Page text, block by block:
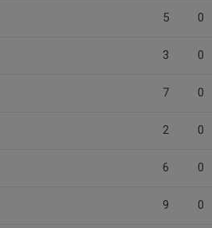
5 0
3 0
7 0
2 0
6 0
9 0